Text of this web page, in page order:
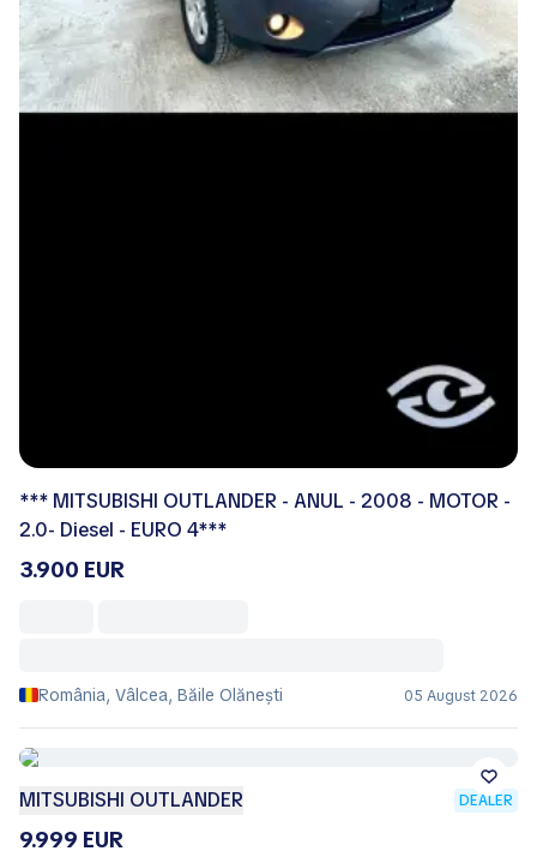
*** MITSUBISHI OUTLANDER - ANUL - 2008 - MOTOR -
2.0- Diesel - EURO 4***
3.900 EUR
România, Vâlcea, Băile Olăneşti 05 August 2026
MITSUBISHI OUTLANDER DEALER
9.999 EUR